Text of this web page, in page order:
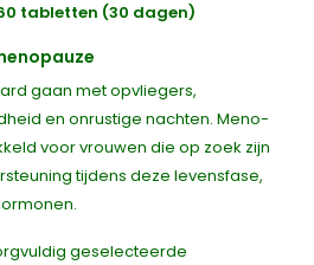
tabletten (30 dagen)
gaan met opvliegers,
en onrustige nachten. Meno-
voor vrouwen die op zoek zijn
tijdens deze levensfase,
geselecteerde